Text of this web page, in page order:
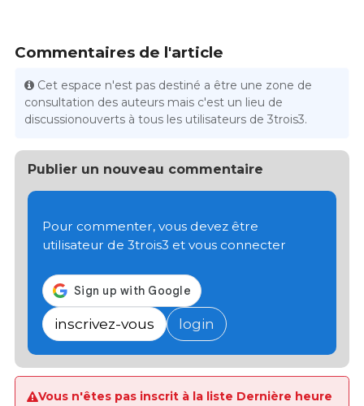
Commentaires de l'article
Cet espace n'est pas destiné a être une zone de
consultation des auteurs mais c'est un lieu de
discussionouverts à tous les utilisateurs de 3trois3.
Publier un nouveau commentaire
Pour commenter, vous devez être
utilisateur de 3trois3 et vous connecter
inscrivez-vous login
Vous n'êtes pas inscrit à la liste Dernière heure